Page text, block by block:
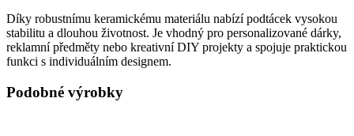
Díky robustnímu keramickému materiálu nabízí podtácek vysokou
stabilitu a dlouhou životnost. Je vhodný pro personalizované dárky,
reklamní předměty nebo kreativní DIY projekty a spojuje praktickou
funkci s individuálním designem.
Podobné výrobky